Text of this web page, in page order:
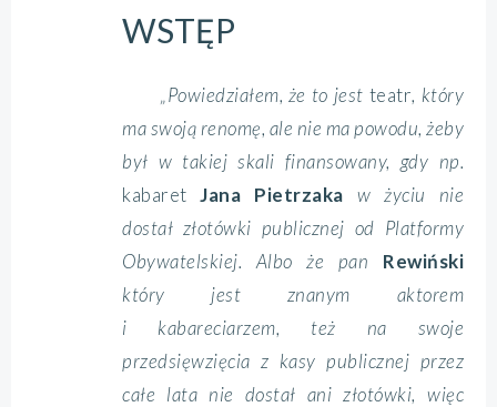
WSTĘP
„Powiedziałem, że to jest teatr, który
ma swoją renomę, ale nie ma powodu, żeby
był w takiej skali finansowany, gdy np.
kabaret Jana Pietrzaka
w życiu nie
dostał złotówki publicznej od Platformy
Obywatelskiej. Albo że pan
Rewiński
który jest znanym aktorem
i kabareciarzem, też na swoje
przedsięwzięcia z kasy publicznej przez
całe lata nie dostał ani złotówki, więc